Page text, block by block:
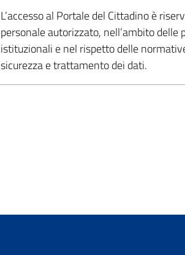
L’accesso al Portale del Cittadino è
personale autorizzato, nell’ambito delle
istituzionali e nel rispetto delle
sicurezza e trattamento dei dati.